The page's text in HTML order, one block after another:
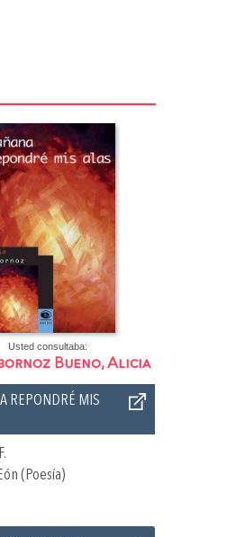
Usted consultaba:
Bueno, Alicia
REPONDRÉ MIS
(Poesía)